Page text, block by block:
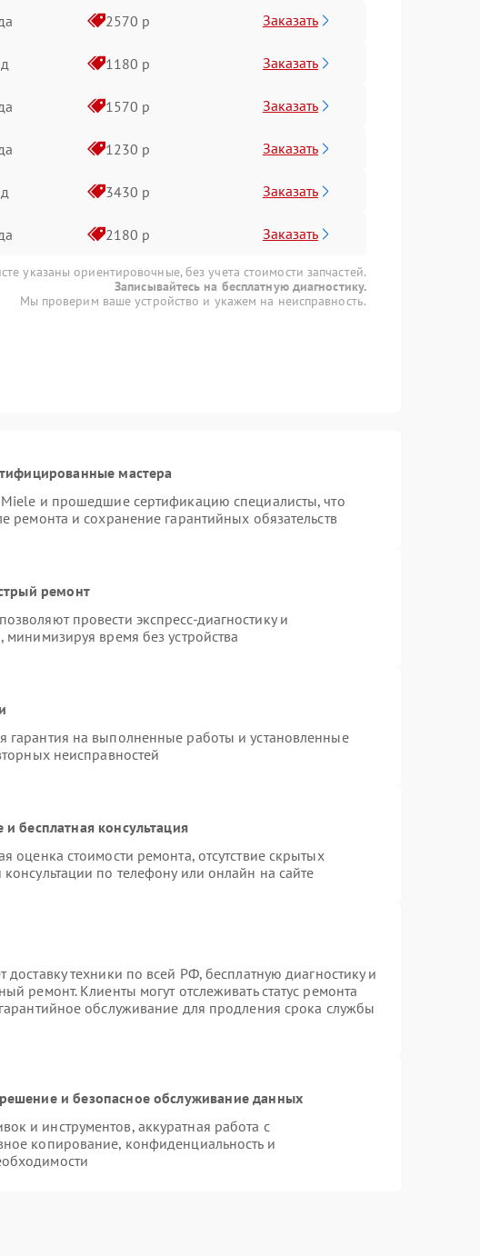
2570 р Заказать
1180 р Заказать
1570 р Заказать
1230 р Заказать
3430 р Заказать
2180 р Заказать
указаны ориентировочные, без учета стоимости запчастей.
Записывайтесь на бесплатную диагностику.
Мы проверим ваше устройство и укажем на неисправность.
мастера
и прошедшие сертификацию специалисты, что
ремонта и сохранение гарантийных обязательств
ремонт
провести экспресс-диагностику и
время без устройства
гарантия на выполненные работы и установленные
неисправностей
бесплатная консультация
оценка стоимости ремонта, отсутствие скрытых
по телефону или онлайн на сайте
техники по всей РФ, бесплатную диагностику и
ремонт. Клиенты могут отслеживать статус ремонта
обслуживание для продления срока службы
и безопасное обслуживание данных
и инструментов, аккуратная работа с
копирование, конфиденциальность и